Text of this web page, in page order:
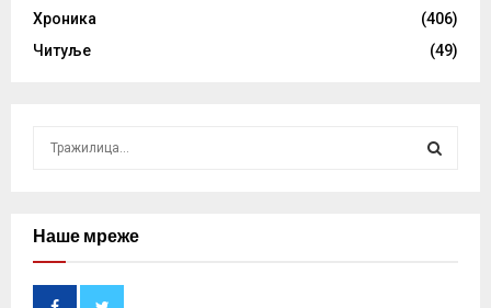
Хроника
(406)
Читуље
(49)
cНаше мреже